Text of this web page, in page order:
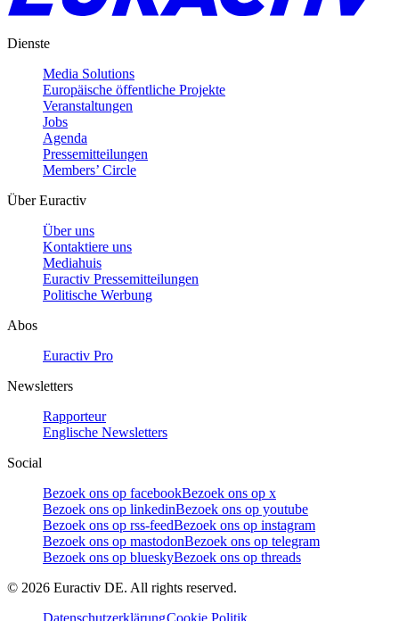
Dienste
Media Solutions
Europäische öffentliche Projekte
Veranstaltungen
Jobs
Agenda
Pressemitteilungen
Members’ Circle
Über Euractiv
Über uns
Kontaktiere uns
Mediahuis
Euractiv Pressemitteilungen
Politische Werbung
Abos
Euractiv Pro
Newsletters
Rapporteur
Englische Newsletters
Social
Bezoek ons op facebookBezoek ons op x
Bezoek ons op linkedinBezoek ons op youtube
Bezoek ons op rss-feedBezoek ons op instagram
Bezoek ons op mastodonBezoek ons op telegram
Bezoek ons op blueskyBezoek ons op threads
© 2026 Euractiv DE. All rights reserved.
DatenschutzerklärungCookie Politik